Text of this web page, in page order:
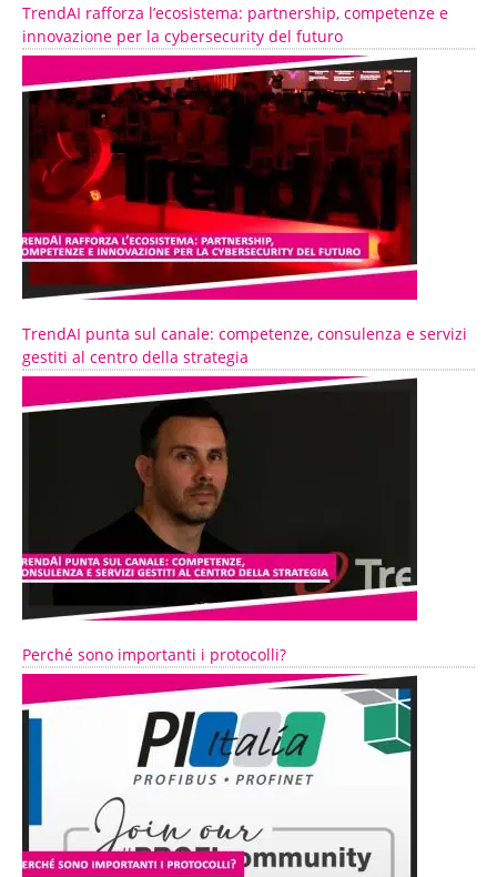
TrendAI rafforza l’ecosistema: partnership, competenze e
innovazione per la cybersecurity del futuro
TrendAI punta sul canale: competenze, consulenza e servizi
gestiti al centro della strategia
Perché sono importanti i protocolli?